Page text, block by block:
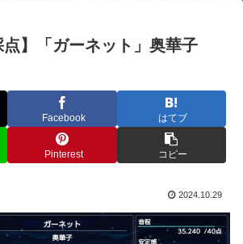
点】「ガーネット」奥華子
Facebook はてブ
Pinterest コピー
2024.10.29